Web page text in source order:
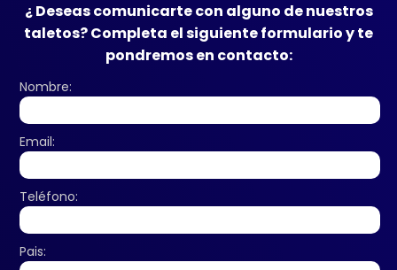
¿ Deseas comunicarte con alguno de nuestros
taletos? Completa el siguiente formulario y te
pondremos en contacto:
Nombre:
Email:
Teléfono:
Pais: